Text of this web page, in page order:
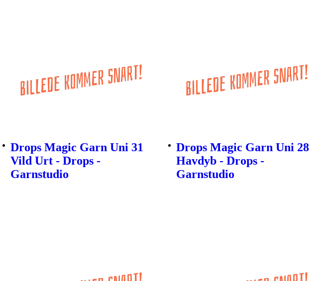
Drops Magic Garn Uni 31
Vild Urt - Drops -
Garnstudio
Drops Magic Garn Uni 28
Havdyb - Drops -
Garnstudio